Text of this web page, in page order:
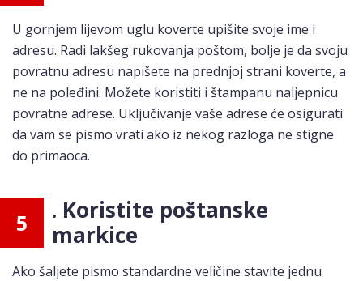
U gornjem lijevom uglu koverte upišite svoje ime i
adresu. Radi lakšeg rukovanja poštom, bolje je da svoju
povratnu adresu napišete na prednjoj strani koverte, a
ne na poleđini. Možete koristiti i štampanu naljepnicu
povratne adrese. Uključivanje vaše adrese će osigurati
da vam se pismo vrati ako iz nekog razloga ne stigne
do primaoca.
5
. Koristite poštanske
markice
Ako šaljete pismo standardne veličine stavite jednu